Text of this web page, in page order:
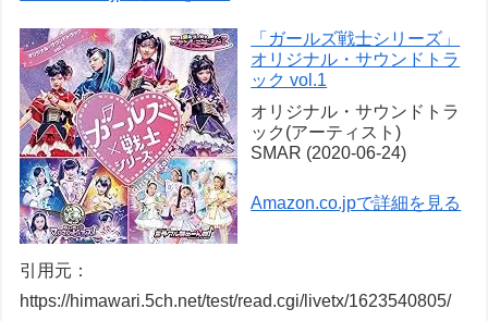
「ガールズ戦士シリーズ」
オリジナル・サウンドトラ
ック vol.1
オリジナル・サウンドトラ
ック(アーティスト)
SMAR (2020-06-24)
Amazon.co.jpで詳細を見る
引用元：
https://himawari.5ch.net/test/read.cgi/livetx/1623540805/